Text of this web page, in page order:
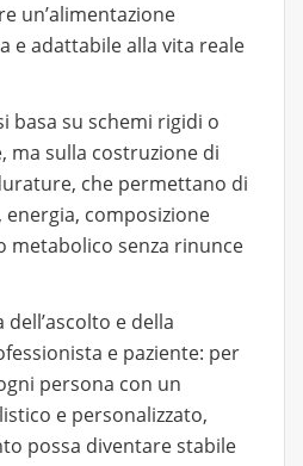
un’alimentazione
e adattabile alla vita reale
basa su schemi rigidi o
ma sulla costruzione di
che permettano di
composizione
metabolico senza rinunce
e della
e paziente: per
persona con un
e personalizzato,
possa diventare stabile